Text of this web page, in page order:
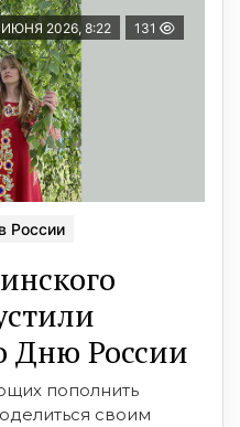
ИЮНЯ 2026, 8:22 131
России
Дню России
пополнить
своим